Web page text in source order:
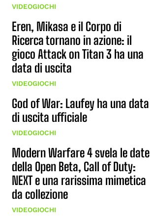
VIDEOGIOCHI
Eren, Mikasa e il Corpo di
Ricerca tornano in azione: il
gioco Attack on Titan 3 ha una
data di uscita
VIDEOGIOCHI
God of War: Laufey ha una data
di uscita ufficiale
VIDEOGIOCHI
Modern Warfare 4 svela le date
della Open Beta, Call of Duty:
NEXT e una rarissima mimetica
da collezione
VIDEOGIOCHI